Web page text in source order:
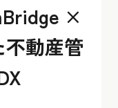
×
動産管